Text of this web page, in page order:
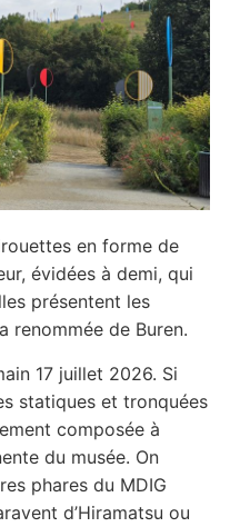
en forme de
évidées à demi, qui
présentent les
renommée de Buren.
17 juillet 2026. Si
statiques et tronquées
composée à
du musée. On
phares du MDIG
d’Hiramatsu ou